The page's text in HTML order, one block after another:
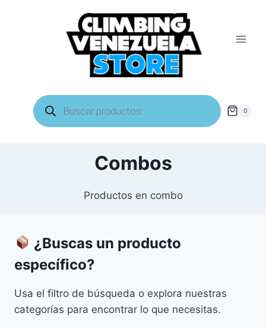
Búsqueda
de
productos
0
Combos
Productos en combo
¿Buscas un producto
específico?
Usa el filtro de búsqueda o explora nuestras
categorías para encontrar lo que necesitas.